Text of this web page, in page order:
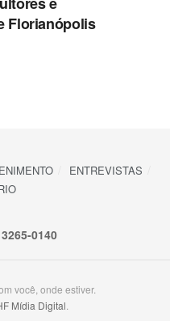
Florianópolis
ENTREVISTAS
0140
você, onde estiver.
Mídia Digital